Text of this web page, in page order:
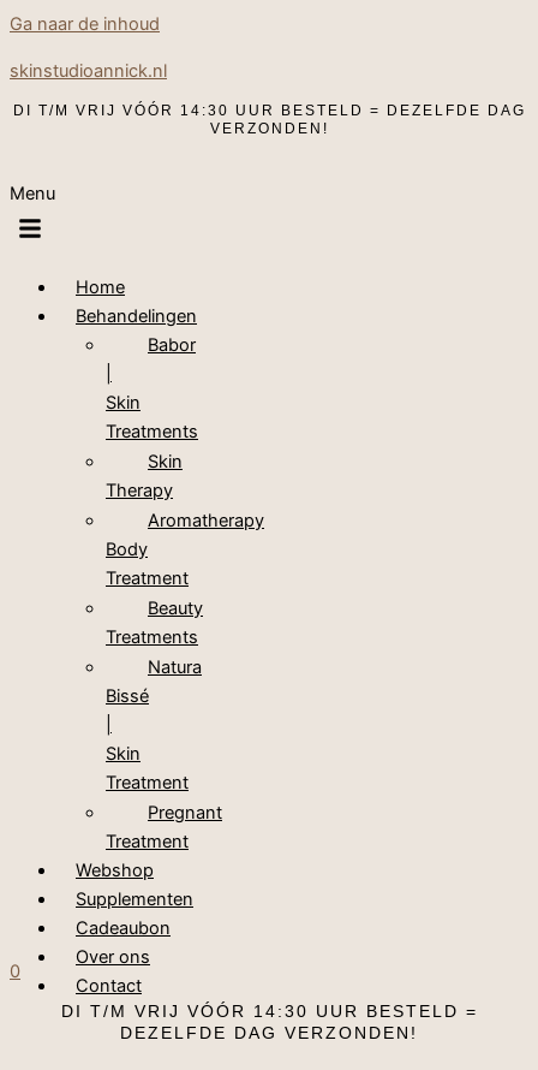
Ga naar de inhoud
skinstudioannick.nl
DI T/M VRIJ VÓÓR 14:30 UUR BESTELD = DEZELFDE DAG
VERZONDEN!
Menu
Home
Behandelingen
Babor
Skin
Treatments
Skin
Therapy
Aromatherapy
Body
Treatment
Beauty
Treatments
Natura
Bissé
Skin
Treatment
Pregnant
Treatment
Webshop
Supplementen
Cadeaubon
Over ons
Contact
0
DI T/M VRIJ VÓÓR 14:30 UUR BESTELD =
DEZELFDE DAG VERZONDEN!